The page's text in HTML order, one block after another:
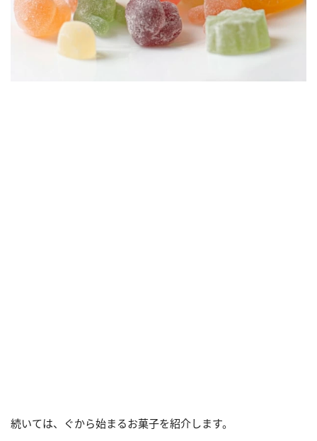
続いては、ぐから始まるお菓子を紹介します。